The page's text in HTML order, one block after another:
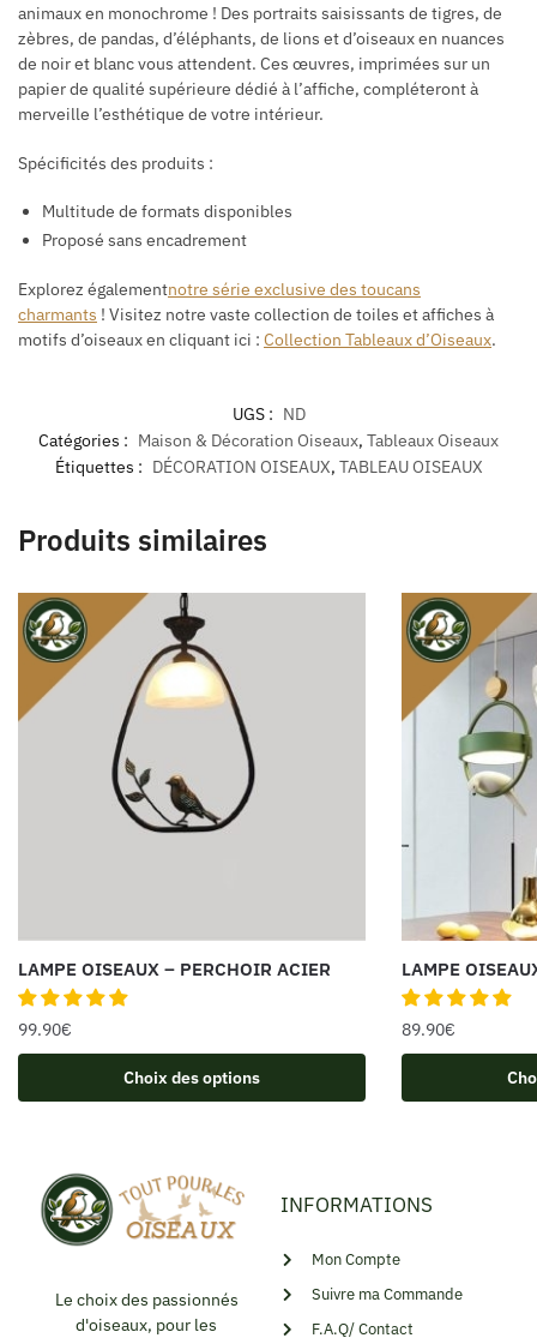
animaux en monochrome ! Des portraits saisissants de tigres, de
zèbres, de pandas, d’éléphants, de lions et d’oiseaux en nuances
de noir et blanc vous attendent. Ces œuvres, imprimées sur un
papier de qualité supérieure dédié à l’affiche, compléteront à
merveille l’esthétique de votre intérieur.
Spécificités des produits :
Multitude de formats disponibles
Proposé sans encadrement
Explorez égalementnotre série exclusive des toucans
charmants ! Visitez notre vaste collection de toiles et affiches à
motifs d’oiseaux en cliquant ici : Collection Tableaux d’Oiseaux.
UGS : ND
Catégories : Maison & Décoration Oiseaux, Tableaux Oiseaux
Étiquettes : DÉCORATION OISEAUX, TABLEAU OISEAUX
Produits similaires
LAMPE OISEAUX – PERCHOIR ACIER
99.90€
Choix des options
LAMPE
89.90€
Le choix des passionnés
d'oiseaux, pour les
INFORMATIONS
Mon Compte
Suivre ma Commande
F.A.Q/ Contact